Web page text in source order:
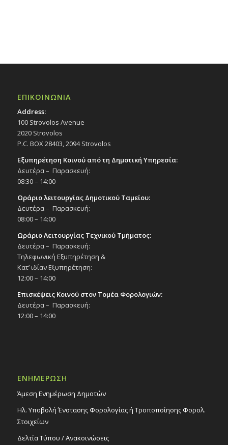
ΕΠΙΚΟΙΝΩΝΙΑ
Address:
100 Strovolos Avenue
2020 Strovolos
P.C. BOX 28403, 2094 Strovolos
Εξυπηρέτηση Κοινού από τη Δημοτική Υπηρεσία:
Δευτέρα – Παρασκευή:
08:30 – 14:00
Ωράριο λειτουργίας Δημοτικού Ταμείου:
Δευτέρα – Παρασκευή:
08:00 – 14:00
Ωράριο Λειτουργίας Τεχνικού Τμήματος:
Δευτέρα – Παρασκευή:
Τηλεφωνική Εξυπηρέτηση &
Κατ’ ιδίαν Εξυπηρέτηση:
12:00 – 14:00
Επισκέψεις Κοινού στον Τομέα Φορολογιών:
Δευτέρα – Παρασκευή:
12:00 – 14:00
ΕΝΗΜΕΡΩΣΗ
Άμεση Ενημέρωση Δημοτών
Ηλ. Υποβολή Ένστασης Φορολογίας ή Τροποποίησης Φορολ.
Στοιχείων
Δελτία Τύπου / Ανακοινώσεις